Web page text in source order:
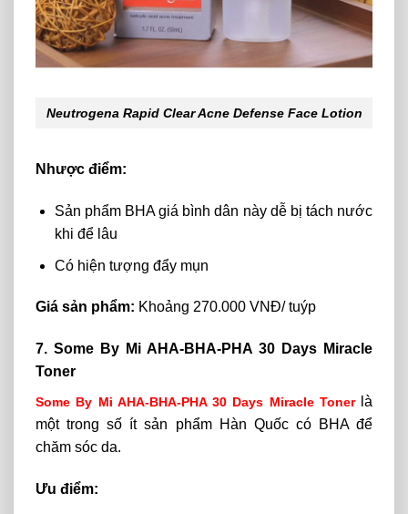
Neutrogena Rapid Clear Acne Defense Face Lotion
Nhược điểm:
Sản phẩm BHA giá bình dân nàydễ bị tách nước
khi để lâu
Có hiện tượng đẩy mụn
Giá sản phẩm: Khoảng 270.000 VNĐ/ tuýp
7. Some By Mi AHA-BHA-PHA 30 Days Miracle
Toner
Some By Mi AHA-BHA-PHA 30 Days Miracle Tonerlà
một trong số ít sản phẩm Hàn Quốc có BHA để
chăm sóc da.
Ưu điểm: